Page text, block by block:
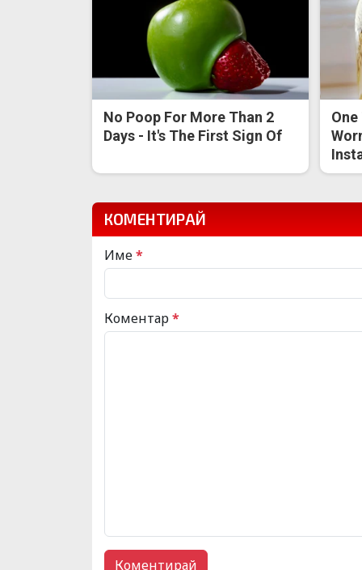
No Poop For More Than 2
Days - It's The First Sign Of
КОМЕНТИРАЙ
Име*
Коментар*